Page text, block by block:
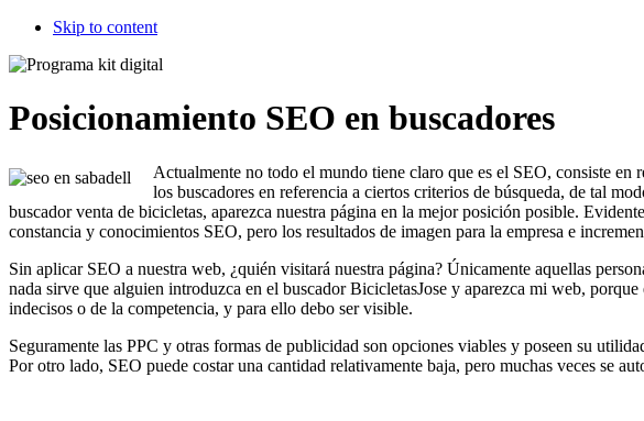
Skip to content
Posicionamiento SEO en buscadores
Actualmente no todo el mundo tiene claro que es el SEO, consiste en
los buscadores en referencia a ciertos criterios de búsqueda, de tal
buscador venta de bicicletas, aparezca nuestra página en la mejor posición posible.
constancia y conocimientos SEO, pero los resultados de imagen para la empresa e
Sin aplicar SEO a nuestra web, ¿quién visitará nuestra página? Únicamente aquellas
nada sirve que alguien introduzca en el buscador BicicletasJose y aparezca mi web,
indecisos o de la competencia, y para ello debo ser visible.
Seguramente las PPC y otras formas de publicidad son opciones viables y poseen su
Por otro lado, SEO puede costar una cantidad relativamente baja, pero muchas veces se